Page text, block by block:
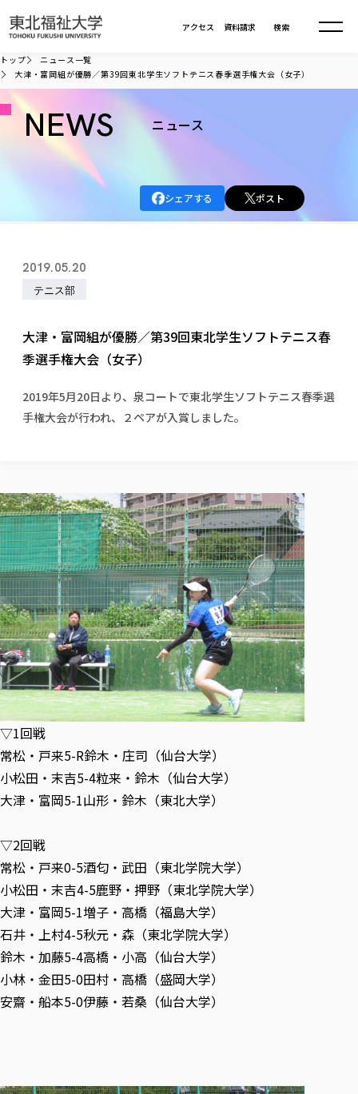
資料請求
アクセス 検索
大学について
建学の精神・教育の理念
学長室の窓
各種方針
大学の歩み
学則
校歌の歴史
寄附の受け入れ
キャンパス案内
大学の取り組み
大学の取り組み
社会連携・研究
カリキュラム編成ガイドライン
一般事業主行動計画
公的資金等の不正使用の防止に関する基本方針
初年次教育（リエゾンゼミⅠ）について
リエゾンゼミ・ナビ（テキスト等）
お役立ち情報（リンク集）
放射線モニタリング測定結果（国見キャンパス）
情報公開
寄附行為
ガバナンス・コード
中期事業計画
IR情報
学校教育法施行規則第172条の2に基づく情報公開
教職課程における情報の公表
学部・学科等設置計画履行状況報告書
情報公開規程
学部・大学院
学部・大学院TOP
総合福祉学部
社会福祉学科
福祉行政学科
共生まちづくり学部
共生まちづくり学科
教育学部
健康科学部
健康科学部
保健看護学科
産業福祉マネジメント学科
仏教専修科
大学院
大学院
総合福祉学研究科 社会福祉学専攻 修士課程
総合福祉学研究科 社会福祉学専攻 博士課程
総合福祉学研究科 福祉心理学専攻 修士課程
教育学研究科 教育学専攻 修士課程
通信教育部
通信教育部
通信制大学院 総合福祉学研究科 社会福祉学専攻 修士課程
通信制大学院 総合福祉学研究科 福祉心理学専攻 修士課程
カリキュラム（学部・大学院）
その他の就学機会
学びの特徴
学びの特徴
ICT教育
初年次教育（リエゾンゼミⅠ）
実学臨床教育（総合福祉学部のみ履修可能）
禅のこころ
教員紹介・業績
学びのサポート
学びのサポート
授業料減免・奨学金等
宿舎の紹介
学生生活サポート
学生自主活動支援
社会人学生の育児支援（一時預かり）
学生総合補償制度
スポーツ傷害保険
入学試験
デジタルパンフ
オープンキャンパス
就職状況
東北福祉大学のキャリアサポート
東北福祉大学のキャリア教育
採用ご担当者様へ
センター長の挨拶
求人の受付について
単独学内説明会のご案内
在学生の方
在学生の方
資格取得報奨制度について
東北福祉大学求人・インターンシップ検索サイト（キャリタス
卒業生の方
卒業生の方
卒業後のキャリア支援体制
在学生による訪問、情報提供へのご協力のお願い
卒業生アンケート
よくあるご質問
東北福祉大学のDNA
在学生インタビュー
課外活動
課外活動 TOP
体育会・運動サークル紹介
国際交流
国際交流TOP
外国人在学生
Prospective Students
学生支援センター国際交流の活動
スタッフ紹介
ニュース一覧
社会連携・研究
東北福祉大学の研究活動
東北福祉大学の研究活動
東北福祉大学の研究紹介
共同研究等をご検討の皆様へ
東北福祉大学の紀要・リポジトリ
東北福祉大学の紀要・リポジトリ
研究紀要
教職研究
東北福祉大学教育・教職センター特別支援教育研究年報一覧
芹沢銈介美術工芸館年報
東北福祉大学機関リポジトリ
東北福祉大学オープンアクセス方針
産学・産学官連携
産学・産学官連携
「高齢者のフレイル予防及びデジタルデバイド解消に向けた産
高齢者施設特化型モジュラー車いす開発
学生参加 × 産学官連携 ～ 「行学一如」の実践
社会貢献・地域連携活動
社会貢献・地域連携活動
社会貢献への取り組み
社会貢献・地域連携活動報告書
各種社会貢献活動の窓口
伝承講座「311『伝える／備える』次世代塾」
JICA草の根技術協力事業
被災地の子ども支援活動
生涯学習・社会人講座
自治体・団体等との主な協定
自治体・団体等との主な協定
研究所について
研究者のご紹介
生涯教育・キャリア教育TOP
生涯学習・社会人講座
月例TFU実学臨床研究セミナー
特別支援教育研究室
TFU教育フォーラム
関連法人
取材について
施設利用
同窓会
学内ポータルシステム
Universal Passport
トップ
ニュース一覧
大津・富岡組が優勝／第39回東北学生ソフトテニス春季選手権大会（女子）
NEWS ニュース
シェアする ポスト
2019.05.20
テニス部
大津・富岡組が優勝／第39回東北学生ソフトテニス春
季選手権大会（女子）
2019年5月20日より、泉コートで東北学生ソフトテニス春季選
手権大会が行われ、２ペアが入賞しました。
▽1回戦
常松・戸来5-R鈴木・庄司（仙台大学）
小松田・末吉5-4粒来・鈴木（仙台大学）
大津・富岡5-1山形・鈴木（東北大学）
▽2回戦
常松・戸来0-5酒匂・武田（東北学院大学）
小松田・末吉4-5鹿野・押野（東北学院大学）
大津・富岡5-1増子・高橋（福島大学）
石井・上村4-5秋元・森（東北学院大学）
鈴木・加藤5-4高橋・小高（仙台大学）
小林・金田5-0田村・高橋（盛岡大学）
安齋・船本5-0伊藤・若桑（仙台大学）